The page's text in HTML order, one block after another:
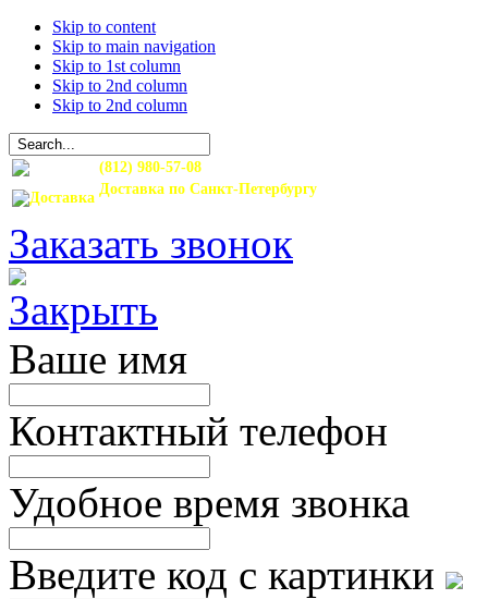
Skip to content
Skip to main navigation
Skip to 1st column
Skip to 2nd column
Skip to 2nd column
(812) 980-57-08
Доставка по Санкт-Петербургу
Заказать звонок
Ваше имя
Контактный телефон
Удобное время звонка
Введите код с картинки